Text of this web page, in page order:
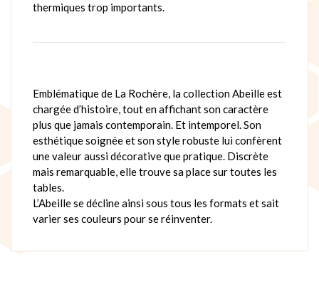
thermiques trop importants.
Emblématique de La Rochère, la collection Abeille est
chargée d’histoire, tout en affichant son caractère
plus que jamais contemporain. Et intemporel. Son
esthétique soignée et son style robuste lui confèrent
une valeur aussi décorative que pratique. Discrète
mais remarquable, elle trouve sa place sur toutes les
tables.
L’Abeille se décline ainsi sous tous les formats et sait
varier ses couleurs pour se réinventer.